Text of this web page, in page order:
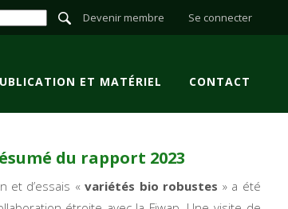
Devenir membre Se connecter
ET MATÉRIEL CONTACT
du rapport 2023
et d’essais «variétés bio robustes » a été